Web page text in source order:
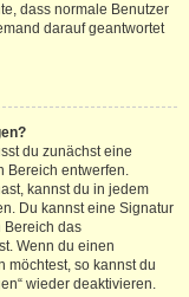
dass normale Benutzer
darauf geantwortet
du zunächst eine
Bereich entwerfen.
kannst du in jedem
Du kannst eine Signatur
Bereich das
Wenn du einen
möchtest, so kannst du
wieder deaktivieren.